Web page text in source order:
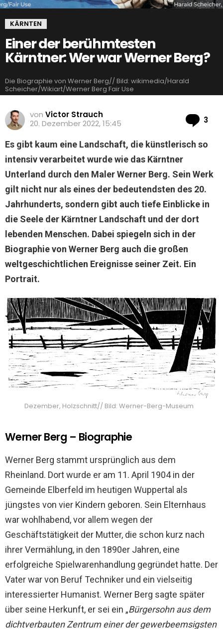
KÄRNTEN
Einer der berühmtesten
Kärntner: Wer war Werner Berg?
Die Biographie von Werner Berg// Bild: wikimedia/Harald
Scheicher/Wikiart/Werner Berg Fair Use
von Victor Strauch
20. Dezember 2022, 15:45
3
Es gibt kaum eine Landschaft, die künstlerisch so
intensiv verarbeitet wurde wie das Kärntner
Unterland durch den Maler Werner Berg. Sein Werk
gilt nicht nur als eines der bedeutendsten des 20.
Jahrhunderts, sondern gibt auch tiefe Einblicke in
die Seele der Kärntner Landschaft und der dort
lebenden Menschen. Dabei spiegeln sich in der
Biographie von Werner Berg auch die großen
weltgeschichtlichen Ereignisse seiner Zeit. Ein
Portrait.
Dezember, Holzschnitt// Bild: Werner-Berg-Museum
Werner Berg – Biographie
Werner Berg stammt ursprünglich aus dem
Rheinland. Dort wurde er am 11. April 1904 in der
Gemeinde Elberfeld im heutigen Wuppertal als
jüngstes von vier Kindern geboren. Sein Elternhaus
war wohlhabend, vor allem wegen der
Geschäftstätigkeit der Mutter, die schon kurz nach
ihrer Vermählung, in den 1890er Jahren, eine
erfolgreiche Spielwarenhandlung gegründet hatte. Der
Vater war von Beruf Techniker und ein vielseitig
interessierter Humanist. Werner Berg sagte später
über seine Herkunft, er sei ein „Bürgersohn aus dem
dichtverbauten Zentrum einer der gewerbeemsigsten